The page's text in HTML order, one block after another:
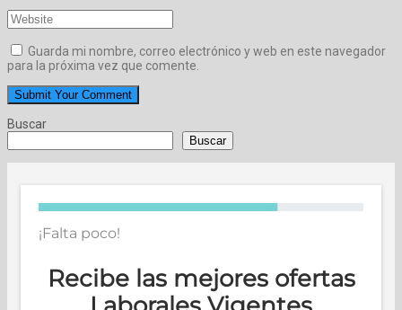
Guarda mi nombre, correo electrónico y web en este navegador
para la próxima vez que comente.
Buscar
Buscar